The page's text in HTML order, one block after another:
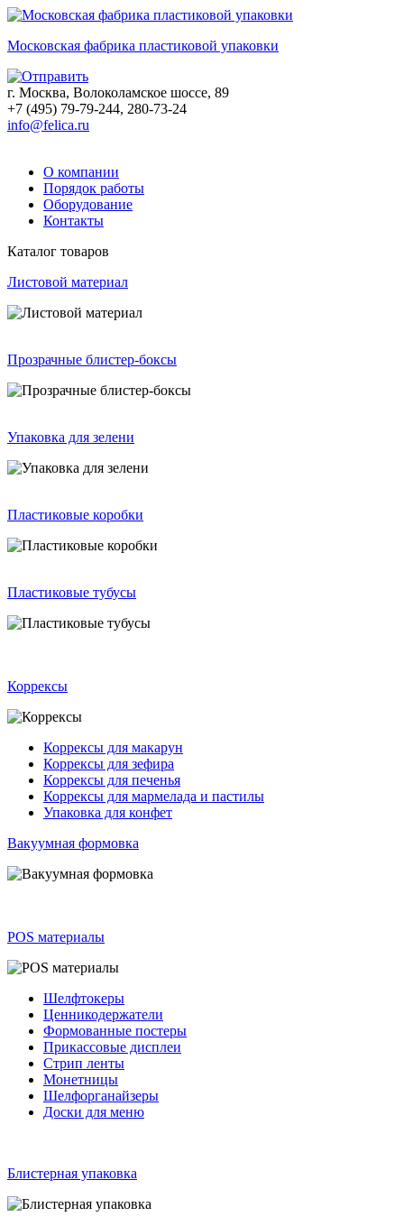
Московская фабрика пластиковой упаковки
г. Москва, Волоколамское шоссе, 89
+7 (495) 79-79-244, 280-73-24
info@felica.ru
О компании
Порядок работы
Оборудование
Контакты
Каталог товаров
Листовой материал
Прозрачные блистер-боксы
Упаковка для зелени
Пластиковые коробки
Пластиковые тубусы
Коррексы
Коррексы для макарун
Коррексы для зефира
Коррексы для печенья
Коррексы для мармелада и пастилы
Упаковка для конфет
Вакуумная формовка
POS материалы
Шелфтокеры
Ценникодержатели
Формованные постеры
Прикассовые дисплеи
Стрип ленты
Монетницы
Шелфорганайзеры
Доски для меню
Блистерная упаковка